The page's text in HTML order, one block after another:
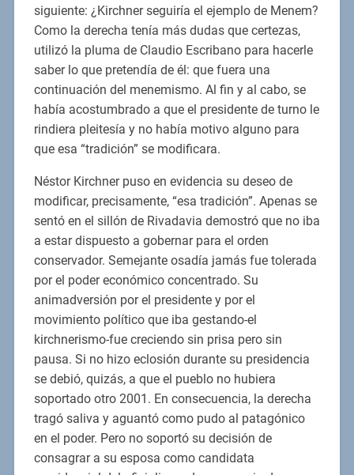
siguiente: ¿Kirchner seguiría el ejemplo de Menem?
Como la derecha tenía más dudas que certezas,
utilizó la pluma de Claudio Escribano para hacerle
saber lo que pretendía de él: que fuera una
continuación del menemismo. Al fin y al cabo, se
había acostumbrado a que el presidente de turno le
rindiera pleitesía y no había motivo alguno para
que esa “tradición” se modificara.
Néstor Kirchner puso en evidencia su deseo de
modificar, precisamente, “esa tradición”. Apenas se
sentó en el sillón de Rivadavia demostró que no iba
a estar dispuesto a gobernar para el orden
conservador. Semejante osadía jamás fue tolerada
por el poder económico concentrado. Su
animadversión por el presidente y por el
movimiento político que iba gestando-el
kirchnerismo-fue creciendo sin prisa pero sin
pausa. Si no hizo eclosión durante su presidencia
se debió, quizás, a que el pueblo no hubiera
soportado otro 2001. En consecuencia, la derecha
tragó saliva y aguantó como pudo al patagónico
en el poder. Pero no soportó su decisión de
consagrar a su esposa como candidata